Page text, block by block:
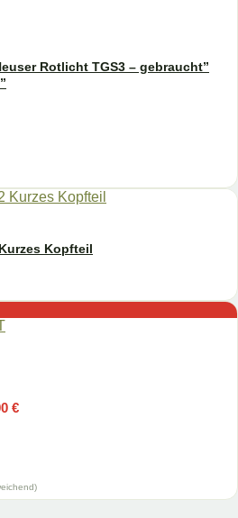
Rotlicht TGS3 – gebraucht”
Kopfteil
€Aktueller